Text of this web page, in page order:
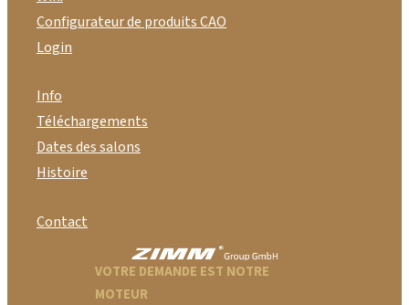
Configurateur de produits CAO
Login
Info
Téléchargements
Dates des salons
Histoire
Contact
VOTRE DEMANDE EST NOTRE
MOTEUR